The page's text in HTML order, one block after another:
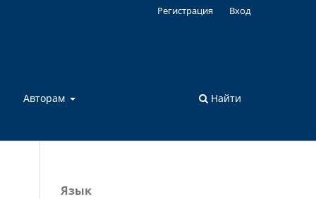
Авторам Найти
Регистрация Вход
Язык